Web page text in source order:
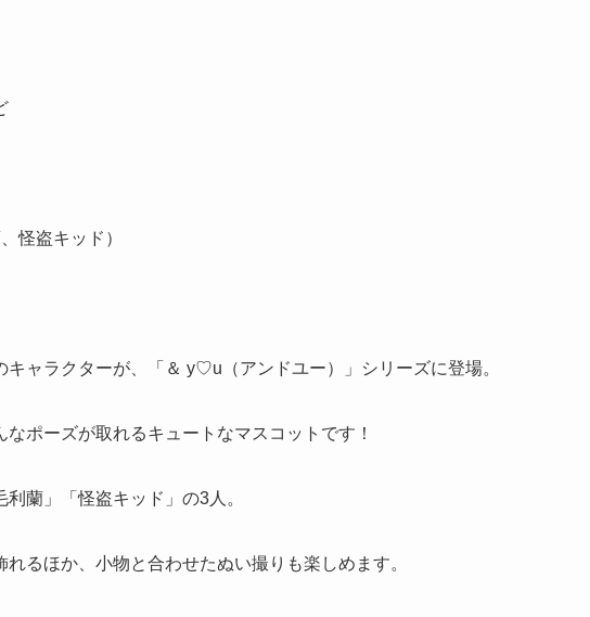
怪盗キッド）
ャラクターが、「＆ y♡u（アンドユー）」シリーズに登場。
ポーズが取れるキュートなマスコットです！
蘭」「怪盗キッド」の3人。
るほか、小物と合わせたぬい撮りも楽しめます。